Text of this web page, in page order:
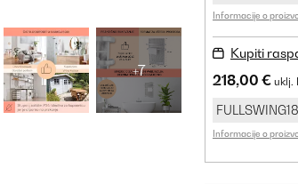
+7
Informacije o
Kupiti
218,00 € uklj.
FULLSWING18
Informacije o